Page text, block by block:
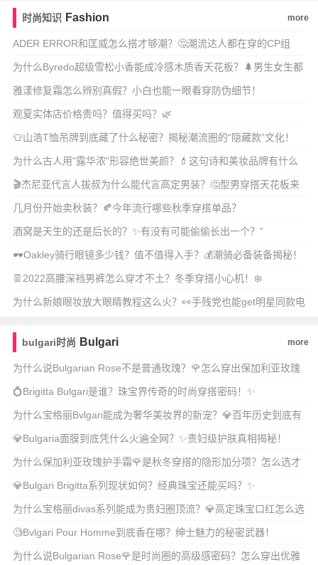
时尚知识 Fashion more
ADER ERROR和匡威怎么搭才够潮？🤔潮流达人都在穿的CP组
合！
为什么Byredo超级雪松小香能成冷感木质香天花板？🌲男生女生都
爱的中性香到
雅漾修复霜怎么辨别真假？小白也能一眼看穿防伪细节！
观夏实体店价格贵吗？值得买吗？🌿
👕山浩T恤吊牌到底藏了什么秘密？揭秘潮流圈的“隐藏款”文化！
为什么古人用"露华浓"形容绝世美颜？💄这句诗和美妆品牌有什么
神秘关联？🔥
🎬杰尼亚代言人拔叔为什么能代言高定男装？🤔型男穿搭天花板来
了！
几月份开始卖秋装？🍂今年流行哪些秋季穿搭单品？
酒窝是天生的还是后长的？✨有没有可能偷偷长出一个？”
🕶️Oakley骑行眼镜多少钱？值不值得入手？💰潮骑必备装备揭秘！
👖2022高腰深裆男裤怎么穿才不土？冬季穿搭小心机！❄️
为什么新娘眼妆放大眼睛教程这么火？👀手残党也能get明星同款电
bulgari时尚 Bulgari more
为什么说Bulgarian Rose不是普通玫瑰？🌹怎么穿出保加利亚玫瑰
的穿
💍Brigitta Bulgari是谁？珠宝界传奇的时尚穿搭密码！✨
为什么宝格丽Bvlgari能成为奢华美妆界的新宠？💎百年历史到底有
多传奇？✨
💎Bulgaria面膜到底凭什么火遍全网？✨贵妇级护肤真相揭秘！
为什么保加利亚玫瑰护手霜🌹是秋冬穿搭的隐形加分项？怎么选才
不踩雷？
💎Bulgari Brigitta系列现状如何？经典珠宝还能买吗？✨
为什么宝格丽divas系列能成为贵妇圈顶流？💎高定珠宝口红怎么选
才显白又高级
🧐Bvlgari Pour Homme到底香在哪？绅士魅力的秘密武器！
为什么说Bulgarian Rose🌹是时尚圈的高级感密码？怎么穿出优雅